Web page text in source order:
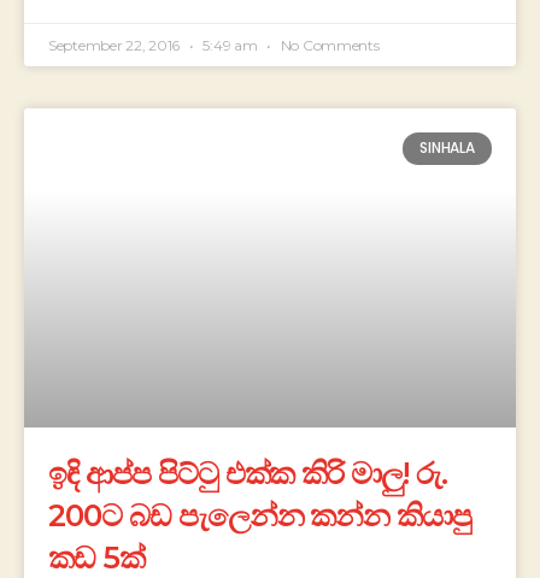
September 22, 2016 5:49 am No Comments
SINHALA
ඉඳි ආප්ප පිට්ටු එක්ක කිරි මාලු! රු.
200ට බඩ පැලෙන්න කන්න කියාපු
කඩ 5ක්